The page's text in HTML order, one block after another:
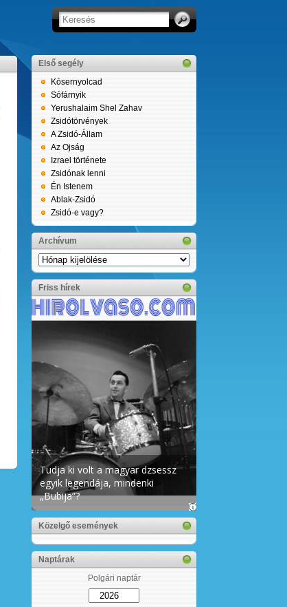
Első segély
Kósernyolcad
Sófárnyik
Yerushalaim Shel Zahav
Zsidótörvények
A Zsidó-Állam
Az Ojság
Izrael története
Zsidónak lenni
Én Istenem
Ablak-Zsidó
Zsidó-e vagy?
Archívum
Archívum
Friss hírek
Közelgő események
Naptárak
Polgári naptár